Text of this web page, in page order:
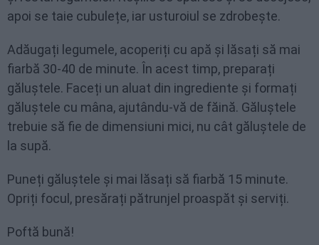
apoi se taie cubulețe, iar usturoiul se zdrobește.
Adăugați legumele, acoperiți cu apă și lăsați să mai
fiarbă 30-40 de minute. În acest timp, preparați
găluștele. Faceți un aluat din ingrediente și formați
găluștele cu mâna, ajutându-vă de făină. Găluștele
trebuie să fie de dimensiuni mici, nu cât găluștele de
la supă.
Puneți găluștele și mai lăsați să fiarbă 15 minute.
Opriți focul, presărați pătrunjel proaspăt și serviți.
Poftă bună!